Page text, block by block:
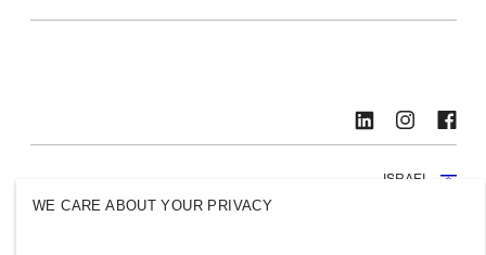
ISRAEL
WE CARE ABOUT YOUR PRIVACY